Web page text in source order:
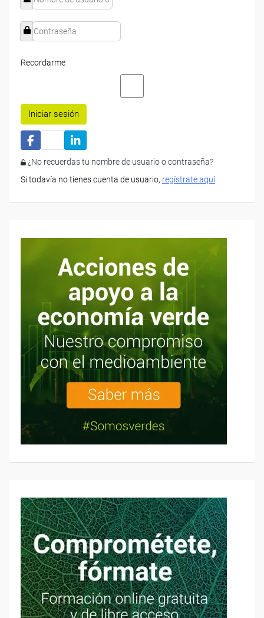
Recordarme
Iniciar sesión
¿No recuerdas tu nombre de usuario o contraseña?
Si todavía no tienes cuenta de usuario, regístrate aquí